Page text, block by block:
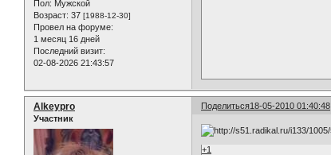
Пол: Мужской
Возраст: 37 [1988-12-30]
Провел на форуме:
1 месяц 16 дней
Последний визит:
02-08-2026 21:43:57
Поделиться18-05-2010 01:40:48
Alkeypro
Участник
+1